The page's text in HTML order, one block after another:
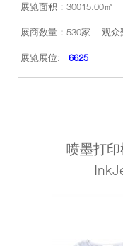
展览面积：30015.00㎡
展商数量：530家 观众
展览展位: 6625
喷墨打